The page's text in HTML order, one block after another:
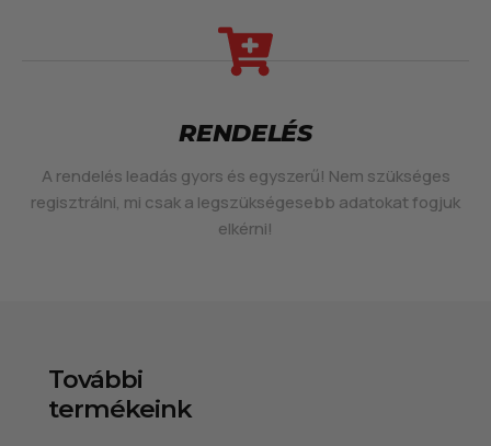
RENDELÉS
A rendelés leadás gyors és egyszerű! Nem szükséges
regisztrálni, mi csak a legszükségesebb adatokat fogjuk
elkérni!
További
termékeink